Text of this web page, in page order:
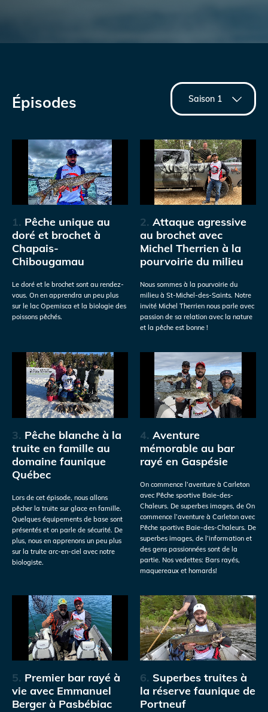
Épisodes
1. Pêche unique au
doré et brochet à
Chapais-
Chibougamau
Le doré et le brochet sont au rendez-
vous. On en apprendra un peu plus
sur le lac Opemisca et la biologie des
poissons pêchés.
2. Attaque agressive
au brochet avec
Michel Therrien à la
pourvoirie du milieu
Nous sommes à la pourvoirie du
milieu à St-Michel-des-Saints. Notre
invité Michel Therrien nous parle avec
passion de sa relation avec la nature
et la pêche est bonne !
3. Pêche blanche à la
truite en famille au
domaine faunique
Québec
Lors de cet épisode, nous allons
pêcher la truite sur glace en famille.
Quelques équipements de base sont
présentés et on parle de sécurité. De
plus, nous en apprenons un peu plus
sur la truite arc-en-ciel avec notre
biologiste.
4. Aventure
mémorable au bar
rayé en Gaspésie
On commence l’aventure à Carleton
avec Pêche sportive Baie-des-
Chaleurs. De superbes images, de On
commence l’aventure à Carleton avec
Pêche sportive Baie-des-Chaleurs. De
superbes images, de l’information et
des gens passionnées sont de la
partie. Nos vedettes: Bars rayés,
maquereaux et homards!
5. Premier bar rayé à
vie avec Emmanuel
Berger à Pasbébiac
6. Superbes truites à
la réserve faunique de
Portneuf